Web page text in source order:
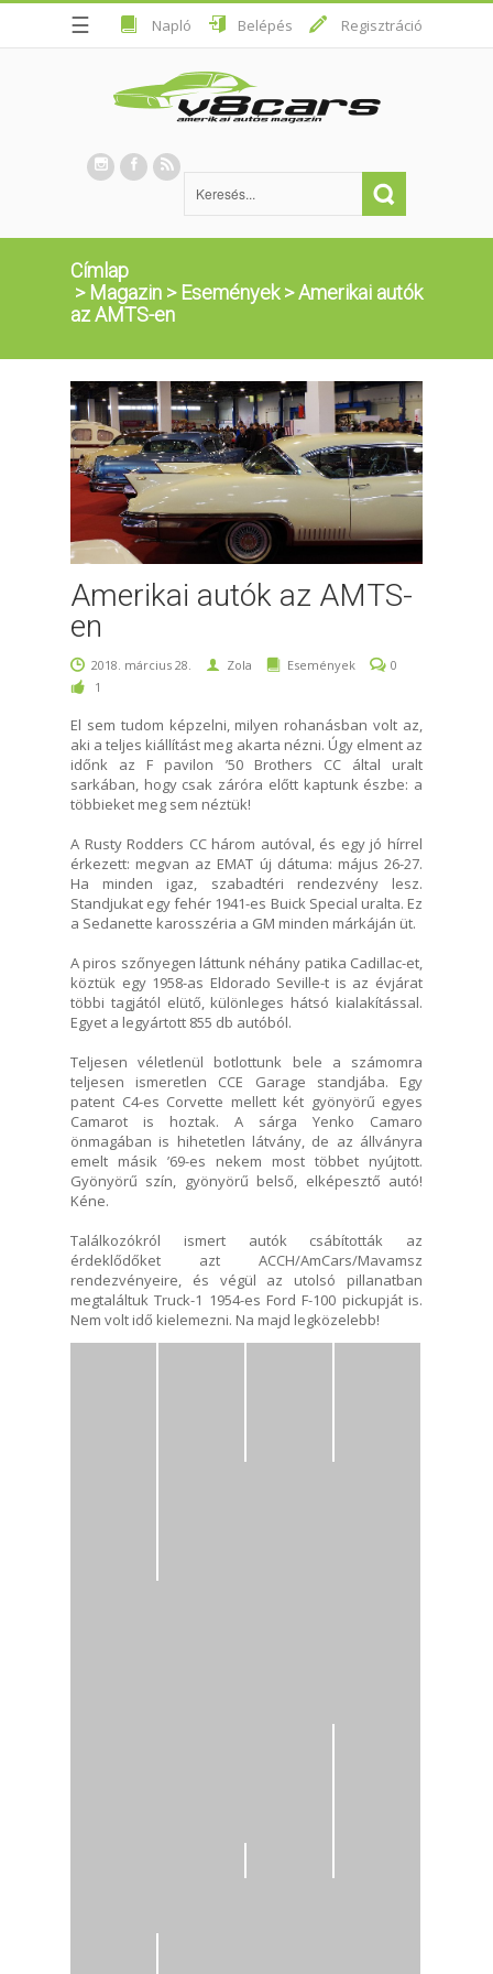
☰ Napló Belépés Regisztráció
Címlap
> Magazin > Események>Amerikai autók
az AMTS-en
Amerikai autók az AMTS-
en
2018. március 28. Zola Események
0
1
El sem tudom képzelni, milyen rohanásban volt az,
aki a teljes kiállítást meg akarta nézni. Úgy elment az
időnk az F pavilon ’50 Brothers CC által uralt
sarkában, hogy csak záróra előtt kaptunk észbe: a
többieket meg sem néztük!
A Rusty Rodders CC három autóval, és egy jó hírrel
érkezett: megvan az EMAT új dátuma: május 26-27.
Ha minden igaz, szabadtéri rendezvény lesz.
Standjukat egy fehér 1941-es Buick Special uralta. Ez
a Sedanette karosszéria a GM minden márkáján üt.
A piros szőnyegen láttunk néhány patika Cadillac-et,
köztük egy 1958-as Eldorado Seville-t is az évjárat
többi tagjától elütő, különleges hátsó kialakítással.
Egyet a legyártott 855 db autóból.
Teljesen véletlenül botlottunk bele a számomra
teljesen ismeretlen CCE Garage standjába. Egy
patent C4-es Corvette mellett két gyönyörű egyes
Camarot is hoztak. A sárga Yenko Camaro
önmagában is hihetetlen látvány, de az állványra
emelt másik ’69-es nekem most többet nyújtott.
Gyönyörű szín, gyönyörű belső, elképesztő autó!
Kéne.
Találkozókról ismert autók csábították az
érdeklődőket azt ACCH/AmCars/Mavamsz
rendezvényeire, és végül az utolsó pillanatban
megtaláltuk Truck-1 1954-es Ford F-100 pickupját is.
Nem volt idő kielemezni. Na majd legközelebb!